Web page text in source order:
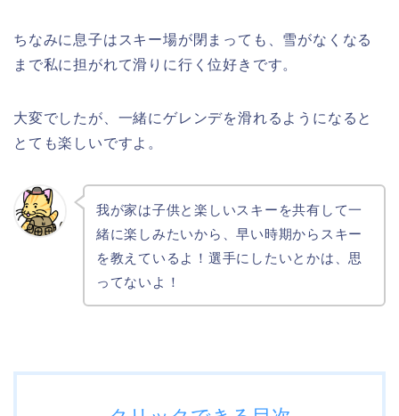
ちなみに息子はスキー場が閉まっても、雪がなくなる
まで私に担がれて滑りに行く位好きです。
大変でしたが、一緒にゲレンデを滑れるようになると
とても楽しいですよ。
我が家は子供と楽しいスキーを共有して一
緒に楽しみたいから、早い時期からスキー
を教えているよ！選手にしたいとかは、思
ってないよ！